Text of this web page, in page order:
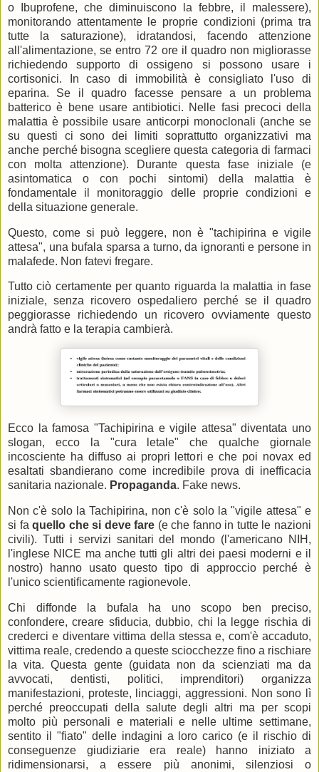
o Ibuprofene, che diminuiscono la febbre, il malessere),
monitorando attentamente le proprie condizioni (prima tra
tutte la saturazione), idratandosi, facendo attenzione
all'alimentazione, se entro 72 ore il quadro non migliorasse
richiedendo supporto di ossigeno si possono usare i
cortisonici. In caso di immobilità è consigliato l'uso di
eparina. Se il quadro facesse pensare a un problema
batterico è bene usare antibiotici. Nelle fasi precoci della
malattia è possibile usare anticorpi monoclonali (anche se
su questi ci sono dei limiti soprattutto organizzativi ma
anche perché bisogna scegliere questa categoria di farmaci
con molta attenzione). Durante questa fase iniziale (e
asintomatica o con pochi sintomi) della malattia è
fondamentale il monitoraggio delle proprie condizioni e
della situazione generale.
Questo, come si può leggere, non è "tachipirina e vigile
attesa", una bufala sparsa a turno, da ignoranti e persone in
malafede. Non fatevi fregare.
Tutto ciò certamente per quanto riguarda la malattia in fase
iniziale, senza ricovero ospedaliero perché se il quadro
peggiorasse richiedendo un ricovero ovviamente questo
andrà fatto e la terapia cambierà.
Ecco la famosa "Tachipirina e vigile attesa" diventata uno
slogan, ecco la "cura letale" che qualche giornale
incosciente ha diffuso ai propri lettori e che poi novax ed
esaltati sbandierano come incredibile prova di inefficacia
sanitaria nazionale. Propaganda. Fake news.
Non c'è solo la Tachipirina, non c'è solo la "vigile attesa" e
si faquello che si deve fare (e che fanno in tutte le nazioni
civili). Tutti i servizi sanitari del mondo (l'americano NIH,
l'inglese NICE ma anche tutti gli altri dei paesi moderni e il
nostro) hanno usato questo tipo di approccio perché è
l'unico scientificamente ragionevole.
Chi diffonde la bufala ha uno scopo ben preciso,
confondere, creare sfiducia, dubbio, chi la legge rischia di
crederci e diventare vittima della stessa e, com'è accaduto,
vittima reale, credendo a queste sciocchezze fino a rischiare
la vita. Questa gente (guidata non da scienziati ma da
avvocati, dentisti, politici, imprenditori) organizza
manifestazioni, proteste, linciaggi, aggressioni. Non sono lì
perché preoccupati della salute degli altri ma per scopi
molto più personali e materiali e nelle ultime settimane,
sentito il "fiato" delle indagini a loro carico (e il rischio di
conseguenze giudiziarie era reale) hanno iniziato a
ridimensionarsi, a essere più anonimi, silenziosi o